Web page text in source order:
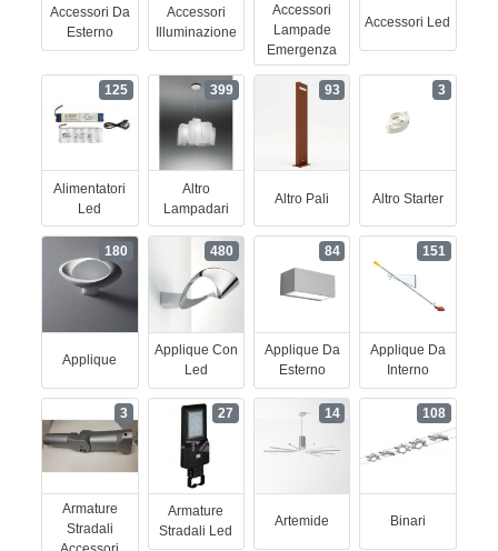
Accessori Da
Esterno
Accessori
Illuminazione
Accessori
Lampade
Emergenza
Accessori Led
Alimentatori
Led
125
Altro
Lampadari
399
Altro Pali
93
Altro Starter
3
Applique
180
Applique Con
Led
480
Applique Da
Esterno
84
Applique Da
Interno
151
Armature
Stradali
3
Armature
Stradali Led
27
Artemide
14
Binari
108